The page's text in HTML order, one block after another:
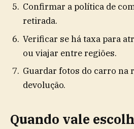
Confirmar a política de
retirada.
Verificar se há taxa para
ou viajar entre regiões.
Guardar fotos do carro na
devolução.
Quando vale